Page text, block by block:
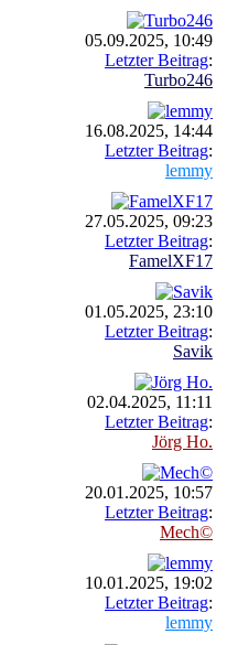
05.09.2025, 10:49
Letzter Beitrag:
Turbo246
16.08.2025, 14:44
Letzter Beitrag:
lemmy
27.05.2025, 09:23
Letzter Beitrag:
FamelXF17
01.05.2025, 23:10
Letzter Beitrag:
Savik
02.04.2025, 11:11
Letzter Beitrag:
Jörg Ho.
20.01.2025, 10:57
Letzter Beitrag:
Mech©
10.01.2025, 19:02
Letzter Beitrag:
lemmy